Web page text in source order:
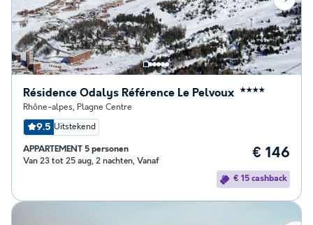
Résidence Odalys Référence Le Pelvoux ★★★★
Rhône-alpes, Plagne Centre
9.5 Uitstekend
APPARTEMENT 5 personen
Van 23 tot 25 aug, 2 nachten, Vanaf
€ 146
€ 15 cashback